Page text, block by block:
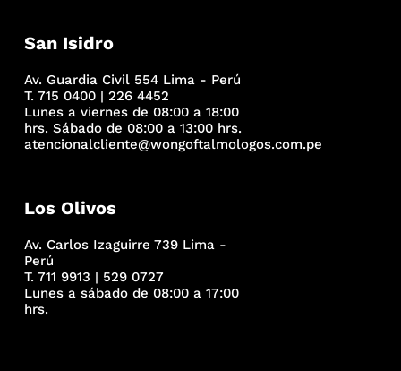
San Isidro
Av. Guardia Civil 554 Lima - Perú
T. 715 0400 | 226 4452
Lunes a viernes de 08:00 a 18:00
hrs. Sábado de 08:00 a 13:00 hrs.
atencionalcliente@wongoftalmologos.com.pe
Los Olivos
Av. Carlos Izaguirre 739 Lima -
Perú
T. 711 9913 | 529 0727
Lunes a sábado de 08:00 a 17:00
hrs.